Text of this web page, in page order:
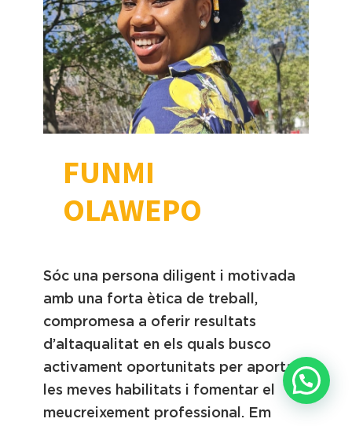
FUNMI
OLAWEPO
Sóc una persona diligent i motivada
amb una forta ètica de treball,
compromesa a oferir resultats
d’altaqualitat en els quals busco
activament oportunitats per aportar
les meves habilitats i fomentar el
meucreixement professional. Em
Necessites ajuda?